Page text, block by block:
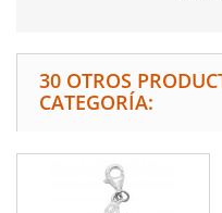
30 OTROS
CATEGORÍA: